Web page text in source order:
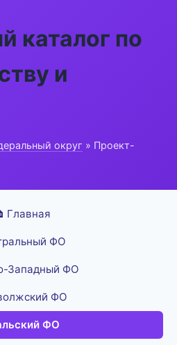
каталог по
и
округ » Проект-
Главная
ФО
Западный ФО
ФО
ФО